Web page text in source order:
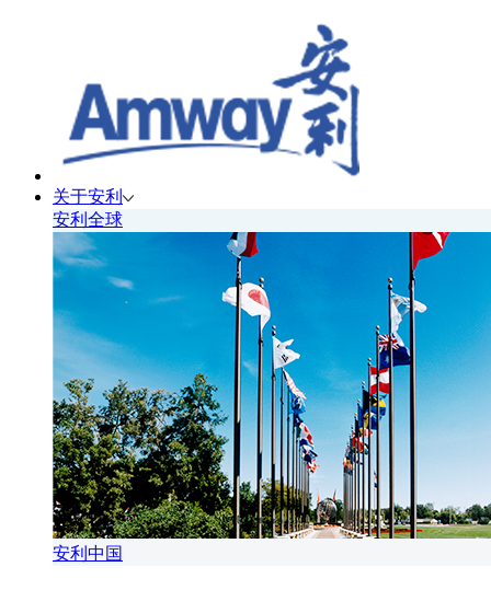
关于安利
安利全球
安利中国